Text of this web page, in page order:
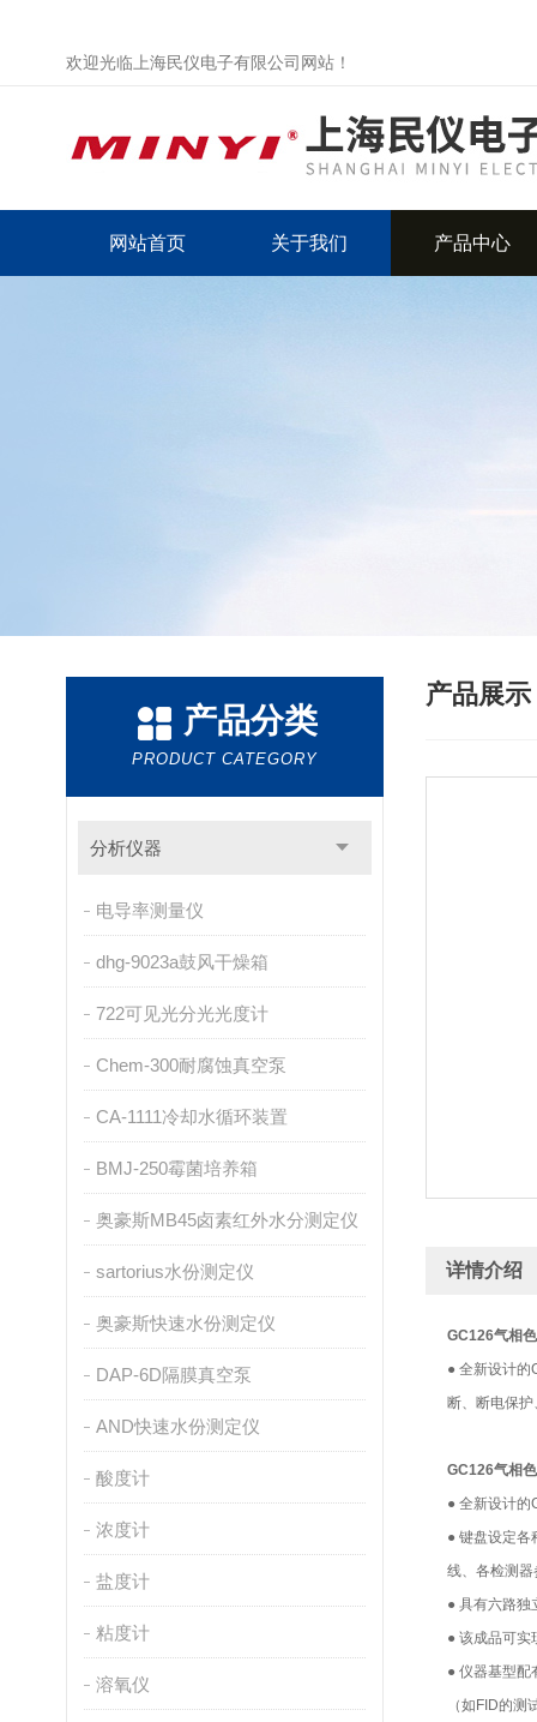
欢迎光临上海民仪电子有限公司网站！
网站首页 关于我们 产品中心
产品分类
PRODUCT CATEGORY
分析仪器
电导率测量仪
dhg-9023a鼓风干燥箱
722可见光分光光度计
Chem-300耐腐蚀真空泵
CA-1111冷却水循环装置
BMJ-250霉菌培养箱
奥豪斯MB45卤素红外水分测定仪
sartorius水份测定仪
奥豪斯快速水份测定仪
DAP-6D隔膜真空泵
AND快速水份测定仪
酸度计
浓度计
盐度计
粘度计
溶氧仪
产品展示
详情介绍
GC126气相
● 全新设计的
断、断电保
GC126气相
● 全新设计
● 键盘设定各
线、各检测
● 具有六路独
● 该成品可实
● 仪器基型配
（如FID的